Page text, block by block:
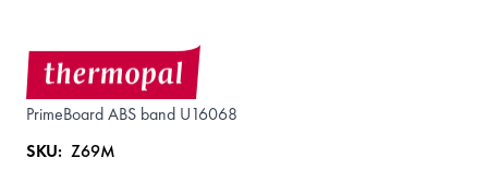
PrimeBoard ABS band U16068
SKU: Z69M